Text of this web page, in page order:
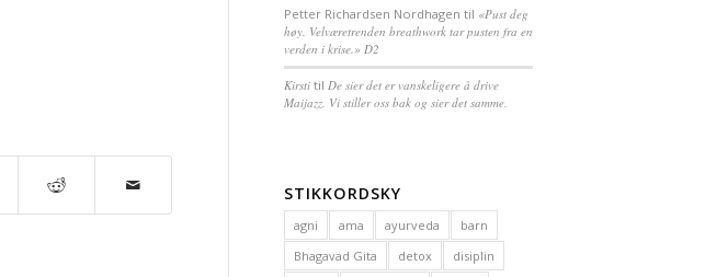
Petter Richardsen Nordhagen til «Pust deg
høy. Velværetrenden breathwork tar pusten fra en
verden i krise.» D2
Kirstitil De sier det er vanskeligere å drive
Maijazz. Vi stiller oss bak og sier det samme.
STIKKORDSKY
agni ama ayurveda
barn
Bhagavad Gita
detox
disiplin